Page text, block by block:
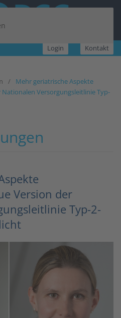
Login Kontakt
Mehr geriatrische Aspekte
Versorgungsleitlinie Typ-
Version der
Typ-2-